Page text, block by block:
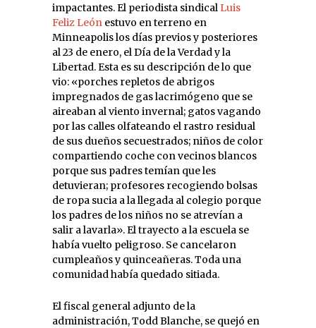
impactantes. El periodista sindical Luis
Feliz León estuvo en terreno en
Minneapolis los días previos y posteriores
al 23 de enero, el Día de la Verdad y la
Libertad. Esta es su descripción de lo que
vio: «porches repletos de abrigos
impregnados de gas lacrimógeno que se
aireaban al viento invernal; gatos vagando
por las calles olfateando el rastro residual
de sus dueños secuestrados; niños de color
compartiendo coche con vecinos blancos
porque sus padres temían que les
detuvieran; profesores recogiendo bolsas
de ropa sucia a la llegada al colegio porque
los padres de los niños no se atrevían a
salir a lavarla». El trayecto a la escuela se
había vuelto peligroso. Se cancelaron
cumpleaños y quinceañeras. Toda una
comunidad había quedado sitiada.
El fiscal general adjunto de la
administración, Todd Blanche, se quejó en